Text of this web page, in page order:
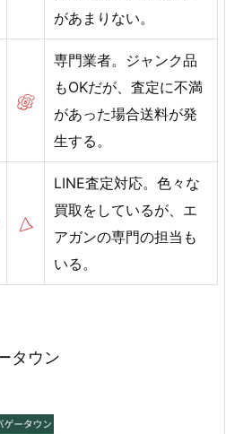
があまりない。
専門業者。ジャンク品
もOKだが、査定に不満
があった場合送料が発
生する。
LINE査定対応。色々な
買取をしているが、エ
アガンの専門の担当も
いる。
タウン